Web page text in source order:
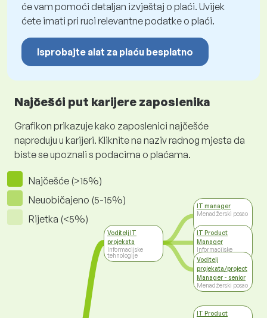
će vam pomoći detaljan izvještaj o plaći. Uvijek
ćete imati pri ruci relevantne podatke o plaći.
Isprobajte alat za plaću besplatno
Najčešći put karijere zaposlenika
Grafikon prikazuje kako zaposlenici najčešće
napreduju u karijeri. Kliknite na naziv radnog mjesta da
biste se upoznali s podacima o plaćama.
Najčešće (>15%)
Neuobičajeno (5-15%)
Rijetka (<5%)
Voditelj IT
projekata
Informacijske
tehnologije
IT manager
Menadžerski posao
IT Product
Manager
Informacijske
tehnologije
Voditelj
projekata/project
Manager - senior
Menadžerski posao
IT Product